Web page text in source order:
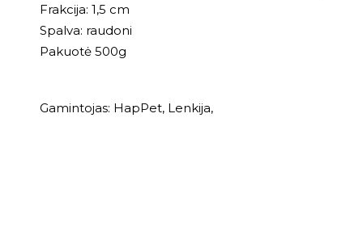
Frakcija: 1,5 cm
Spalva: raudoni
Pakuotė 500g
Gamintojas: HapPet, Lenkija,